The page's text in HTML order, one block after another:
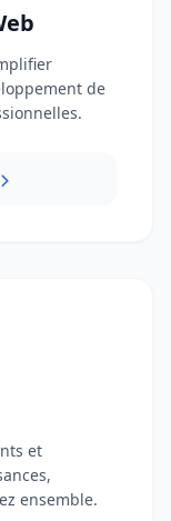
de
et
ensemble.